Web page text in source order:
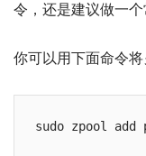
令，还是建议做一个
你可以用下面命令
sudo zpool add